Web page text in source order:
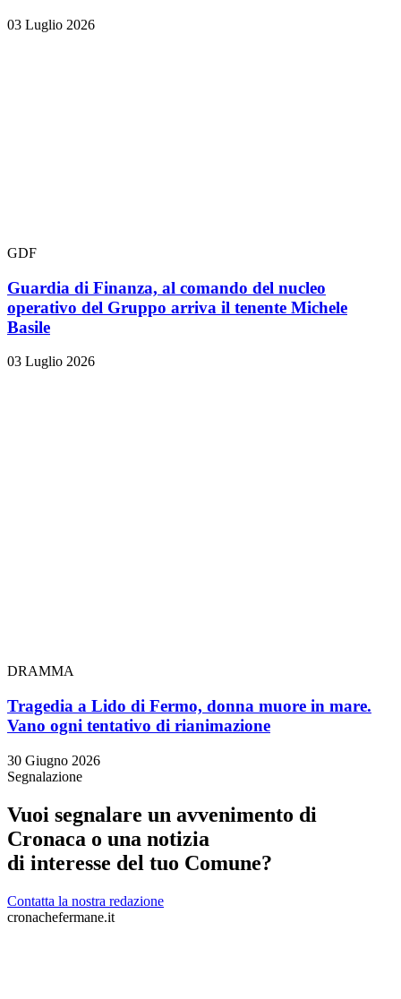
03 Luglio 2026
GDF
Guardia di Finanza, al comando del nucleo
operativo del Gruppo arriva il tenente Michele
Basile
03 Luglio 2026
DRAMMA
Tragedia a Lido di Fermo, donna muore in mare.
Vano ogni tentativo di rianimazione
30 Giugno 2026
Segnalazione
Vuoi segnalare un avvenimento di
Cronaca o una notizia
di interesse del tuo Comune?
Contatta la nostra redazione
cronachefermane.it